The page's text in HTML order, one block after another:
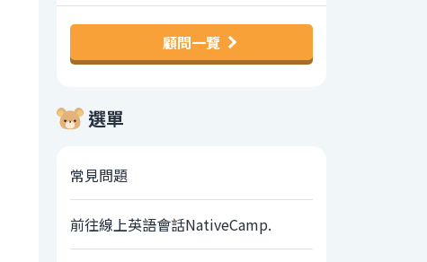
顧問一覽
選單
常見問題
前往線上英語會話NativeCamp.